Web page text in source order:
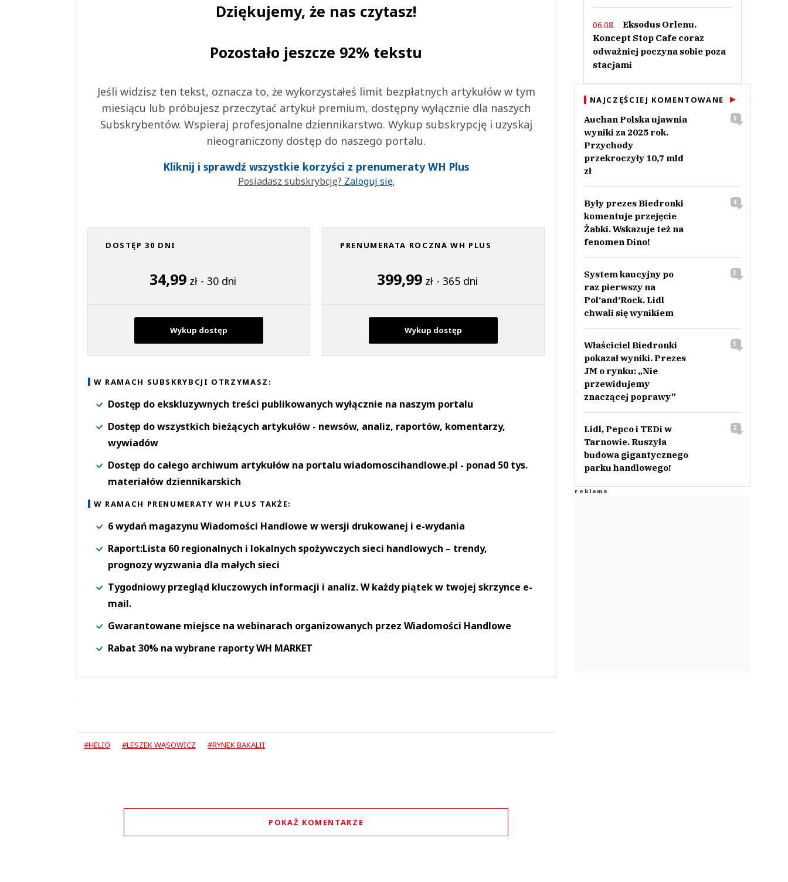
Dziękujemy, że nas czytasz!
Pozostało jeszcze 92% tekstu
Jeśli widzisz ten tekst, oznacza to, że wykorzystałeś limit bezpłatnych artykułów w tym
miesiącu lub próbujesz przeczytać artykuł premium, dostępny wyłącznie dla naszych
Subskrybentów. Wspieraj profesjonalne dziennikarstwo. Wykup subskrypcję i uzyskaj
nieograniczony dostęp do naszego portalu.
Kliknij i sprawdź wszystkie korzyści z prenumeraty WH Plus
Posiadasz subskrybcję? Zaloguj się.
DOSTĘP 30 DNI
34,99 zł - 30 dni
Wykup dostęp
PRENUMERATA ROCZNA WH PLUS
399,99 zł - 365 dni
Wykup dostęp
W RAMACH SUBSKRYBCJI OTRZYMASZ:
Dostęp do ekskluzywnych treści publikowanych wyłącznie na naszym portalu
Dostęp do wszystkich bieżących artykułów - newsów, analiz, raportów, komentarzy,
wywiadów
Dostęp do całego archiwum artykułów na portalu wiadomoscihandlowe.pl - ponad 50 tys.
materiałów dziennikarskich
W RAMACH PRENUMERATY WH PLUS TAKŻE:
6 wydań magazynu Wiadomości Handlowe w wersji drukowanej i e-wydania
Raport:Lista 60 regionalnych i lokalnych spożywczych sieci handlowych – trendy,
prognozy wyzwania dla małych sieci
Tygodniowy przegląd kluczowych informacji i analiz. W każdy piątek w twojej skrzynce e-
mail.
Gwarantowane miejsce na webinarach organizowanych przez Wiadomości Handlowe
Rabat 30% na wybrane raporty WH MARKET
#HELIO #LESZEK WĄSOWICZ #RYNEK BAKALII
POKAŻ KOMENTARZE
06.08.
Eksodus Orlenu.
Koncept Stop Cafe coraz
odważniej poczyna sobie poza
stacjami
NAJCZĘŚCIEJ KOMENTOWANE
Auchan Polska ujawnia
wyniki za 2025 rok.
Przychody
przekroczyły 10,7 mld
zł
5
Były prezes Biedronki
komentuje przejęcie
Żabki. Wskazuje też na
fenomen Dino!
4
System kaucyjny po
raz pierwszy na
Pol‘and‘Rock. Lidl
chwali się wynikiem
3
Właściciel Biedronki
pokazał wyniki. Prezes
JM o rynku: „Nie
przewidujemy
znaczącej poprawy”
3
Lidl, Pepco i TEDi w
Tarnowie. Ruszyła
budowa gigantycznego
parku handlowego!
2